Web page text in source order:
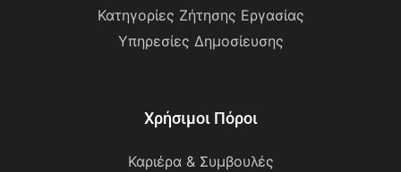
Κατηγορίες Ζήτησης Εργασίας
Υπηρεσίες Δημοσίευσης
Χρήσιμοι Πόροι
Καριέρα & Συμβουλές